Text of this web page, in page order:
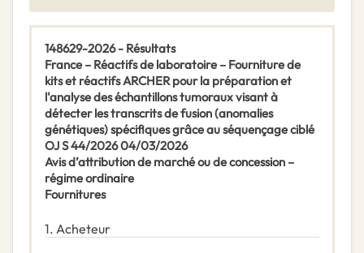
148629-2026 - Résultats
France – Réactifs de laboratoire – Fourniture de
kits et réactifs ARCHER pour la préparation et
l'analyse des échantillons tumoraux visant à
détecter les transcrits de fusion (anomalies
génétiques) spécifiques grâce au séquençage ciblé
OJ S 44/2026 04/03/2026
Avis d’attribution de marché ou de concession –
régime ordinaire
Fournitures
1. Acheteur